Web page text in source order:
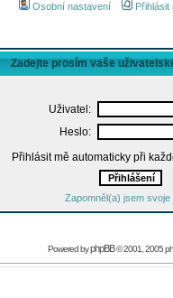
Osobní nastavení
Zadejte prosím vaše
Uživatel:
Heslo:
Přihlásit mě automaticky při
Zapomněl(a) jsem svoje
Powered byphpBB© 2001, 2005